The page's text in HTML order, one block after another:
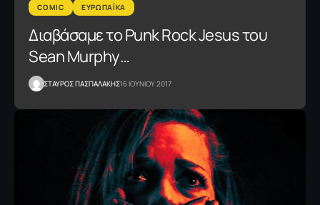
COMIC ΕΥΡΩΠΑΪΚΑ
Διαβάσαμε το Punk Rock Jesus του
Sean Murphy…
ΣΤΑΥΡΟΣ ΠΑΣΠΑΛΑΚΗΣ16 ΙΟΥΝΙΟΥ 2017